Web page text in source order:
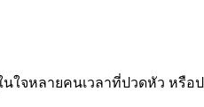
นใจหลายคนเวลาที่ปวดหัว ห